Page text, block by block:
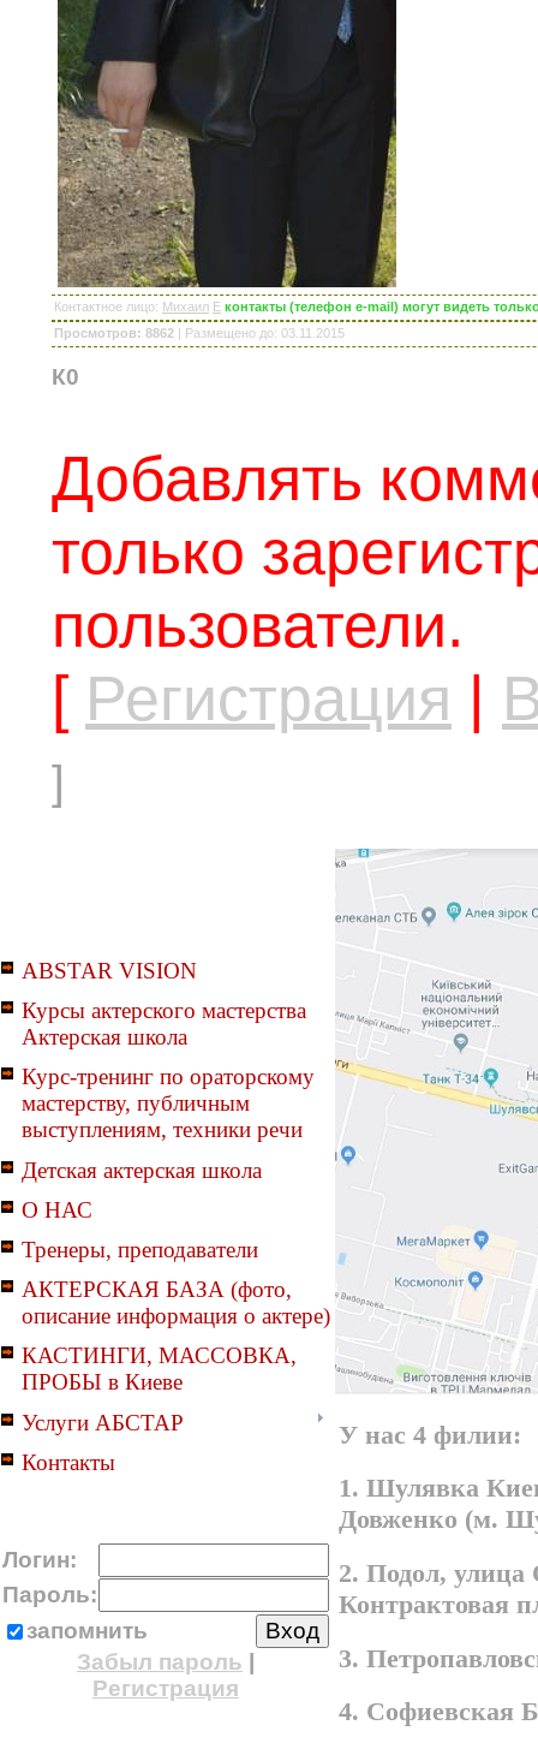
Контактное лицо: Михаил E контакты (телефон e-mail) могут видеть
Просмотров: 8862 | Размещено до: 03.11.2015
К0
Добавлять
только
пользователи.
[ Регистрация |
]
ABSTAR VISION
Курсы актерского мастерства
Актерская школа
Курс-тренинг по ораторскому
мастерству, публичным
выступлениям, техники речи
Детская актерская школа
О НАС
Тренеры, преподаватели
АКТЕРСКАЯ БАЗА (фото,
описание информация о актере)
КАСТИНГИ, МАССОВКА,
ПРОБЫ в Киеве
Услуги АБСТАР
Контакты
Логин:
Пароль:
запомнить
Забыл пароль
Регистрация
У нас 4 филии:
1. Шулявка
Довженко (м.
2. Подол,
Контрактовая
3.
4. Софиевская